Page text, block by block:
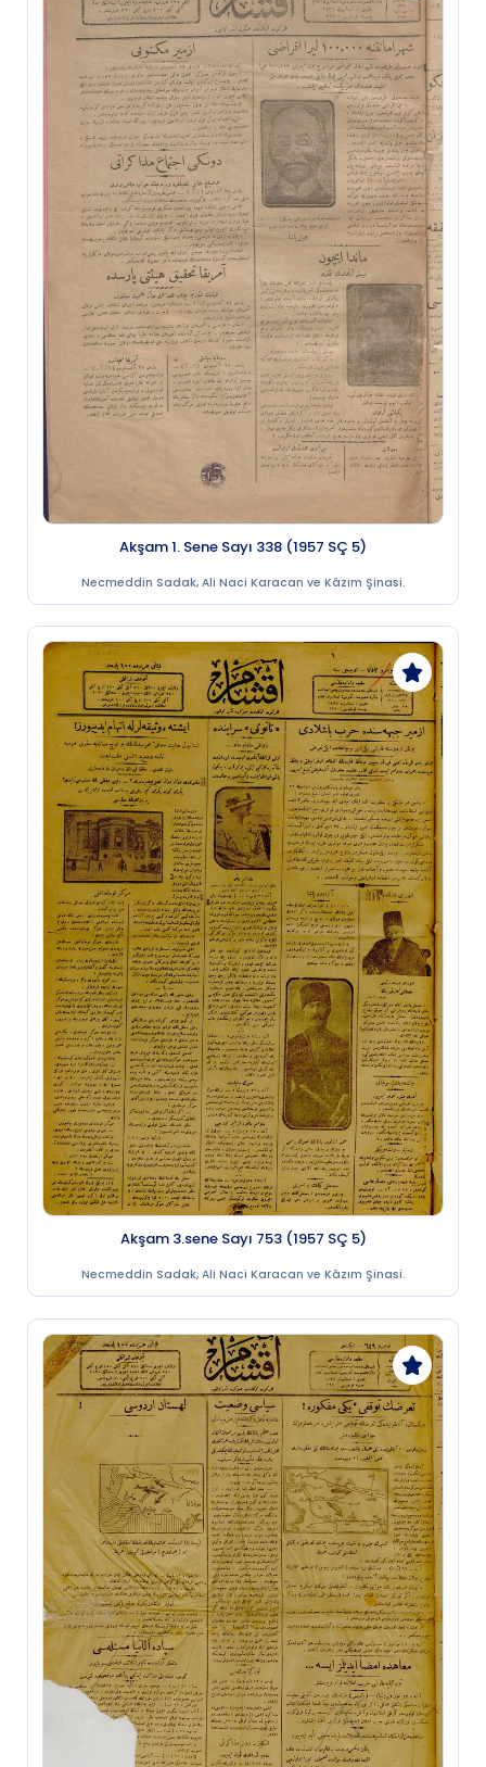
Akşam 1. Sene Sayı 338 (1957 SÇ 5)
Necmeddin Sadak, Ali Naci Karacan ve Kâzım Şinasi.
Akşam 3.sene Sayı 753 (1957 SÇ 5)
Necmeddin Sadak, Ali Naci Karacan ve Kâzım Şinasi.